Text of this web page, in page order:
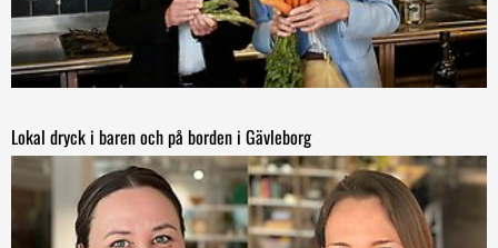
Lokal dryck i baren och på borden i Gävleborg